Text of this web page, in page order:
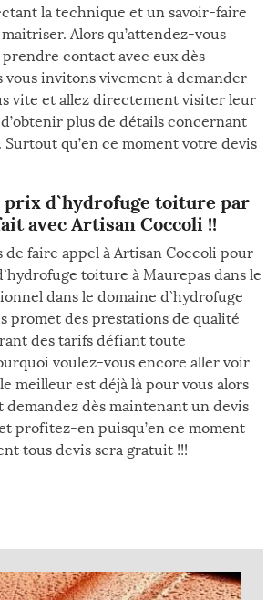
la technique et un savoir-faire
maitriser. Alors qu’attendez-vous
contact avec eux dès
vous invitons vivement à demander
vite et allez directement visiter leur
plus de détails concernant
Surtout qu’en ce moment votre devis
prix d`hydrofuge toiture par
avec Artisan Coccoli !!
de faire appel à Artisan Coccoli pour
toiture à Maurepas dans le
dans le domaine d`hydrofuge
promet des prestations de qualité
des tarifs défiant toute
voulez-vous encore aller voir
meilleur est déjà là pour vous alors
demandez dès maintenant un devis
profitez-en puisqu’en ce moment
tous devis sera gratuit !!!